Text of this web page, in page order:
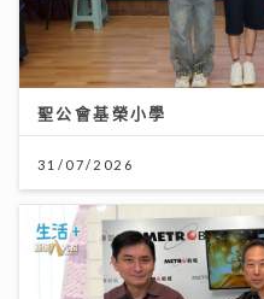
聖公會基榮小學
31/07/2026